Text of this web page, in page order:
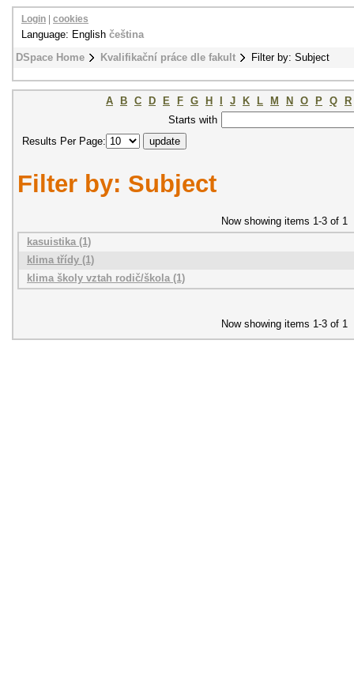
DSpace Home Kvalifikační práce dle fakult Filter by: Subject
Login cookies
Language: English čeština
A B C D E F G H J K L M N O P Q
R
Starts with
Results Per Page:
Filter by: Subject
Now showing items 1-3 of 1
kasuistika (1)
klima třídy (1)
klima školy vztah rodič/škola (1)
Now showing items 1-3 of 1